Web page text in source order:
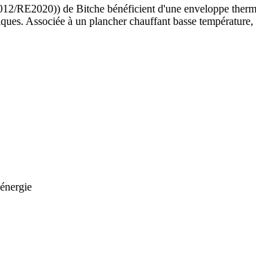
RE2020)) de Bitche bénéficient d'une enveloppe
Associée à un plancher chauffant basse